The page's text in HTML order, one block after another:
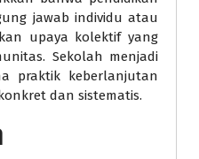
jawab individu atau
upaya kolektif yang
Sekolah menjadi
praktik keberlanjutan
dan sistematis.